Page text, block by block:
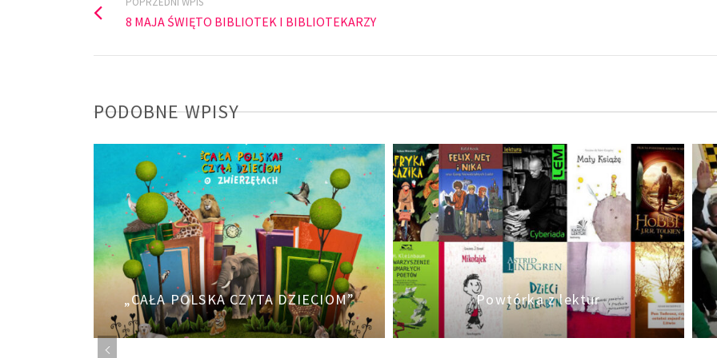
8 MAJA ŚWIĘTO BIBLIOTEK I BIBLIOTEKARZY
PODOBNE WPISY
„CAŁA POLSKA CZYTA DZIECIOM” Powtórka z lektur